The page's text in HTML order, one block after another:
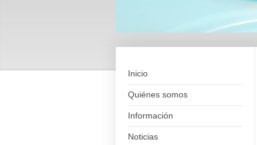
Inicio
Quiénes somos
Información
Noticias